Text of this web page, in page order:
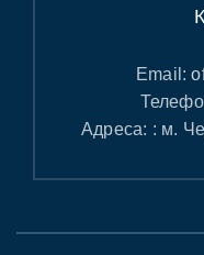
Email:
Адреса: : м.